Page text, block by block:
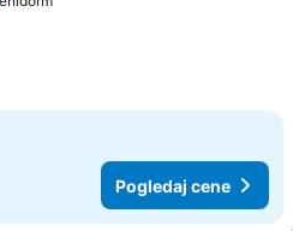
Pogledaj cene